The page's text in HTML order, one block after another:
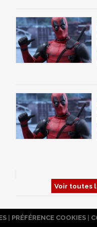
Voir toutes
PRÉFÉRENCE COOKIES